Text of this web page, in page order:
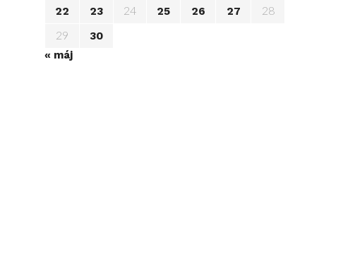
22
23 24 25 26 27
28
29
30
« máj